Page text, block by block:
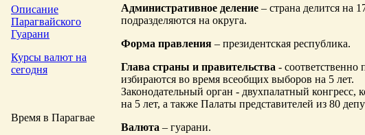
Описание
Парагвайского
Гуарани
Курсы валют на
сегодня
Время в Парагвае
Административное деление – страна делится на
подразделяются на округа.
Форма правления – президентская республика.
Глава страны и правительства -
избираются во время всеобщих выборов на 5 лет.
Законодательный орган - двухпалатный конгресс,
на 5 лет, а также Палаты представителей из 80
Валюта – гуарани.